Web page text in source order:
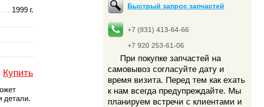
Быстрый запрос запчастей
+7 (831) 413-64-66
+7 920 253-61-06
При покупке запчастей на
самовывоз согласуйте дату и
время визита. Перед тем как ехать
к нам всегда предупреждайте. Мы
планируем встречи с клиентами и
1999 г.
Купить
детали.